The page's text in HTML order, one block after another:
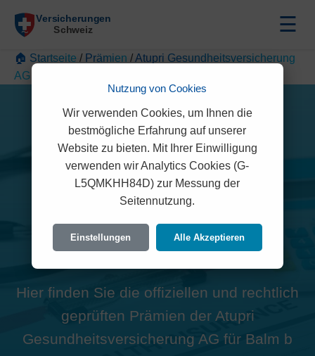
☰
🏠 Startseite / Prämien /Atupri Gesundheitsversicherung
AG
Alle Atupri
Gesundheitsversicherung
AG Prämien in Balm b
Messen (3254)
Hier finden Sie die offiziellen und rechtlich
geprüften Prämien der Atupri
Gesundheitsversicherung AG für Balm b
Nutzung von Cookies
Wir verwenden Cookies, um Ihnen die
bestmögliche Erfahrung auf unserer
Website zu bieten. Mit Ihrer Einwilligung
verwenden wir Analytics Cookies (G-
L5QMKHH84D) zur Messung der
Seitennutzung.
Einstellungen Alle Akzeptieren